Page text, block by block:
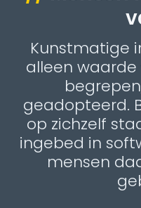
Kunstmatige
alleen
geadopteerd.
op zichzelf
ingebed in
mensen